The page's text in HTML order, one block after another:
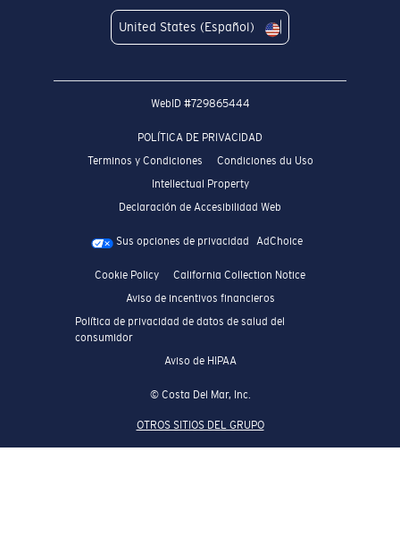
United States (Español)
WebID #729865444
POLÍTICA DE PRIVACIDAD
Terminos y Condiciones
Condiciones du Uso
Intellectual Property
Declaración de Accesibilidad Web
Sus opciones de privacidad AdChoice
Cookie Policy
California Collection Notice
Aviso de incentivos financieros
Política de privacidad de datos de salud del
consumidor
Aviso de HIPAA
© Costa Del Mar, Inc.
OTROS SITIOS DEL GRUPO